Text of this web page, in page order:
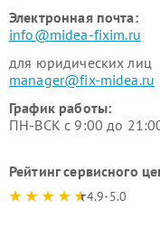
Электронная почта:
info@midea-fixim.ru
для юридических лиц
manager@fix-midea.ru
График работы:
ПН-ВСК с 9:00 до
Рейтинг сервисного
4.9-5.0